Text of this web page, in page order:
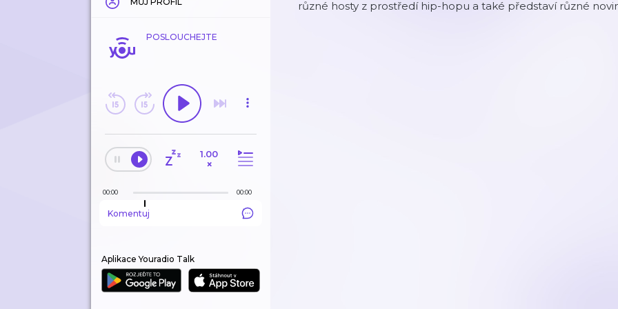
POSLOUCHEJTE
1.00
×
00:00 00:00
Komentuj
Aplikace Youradio Talk
různé hosty z prostředí hip-hopu a také představí různé